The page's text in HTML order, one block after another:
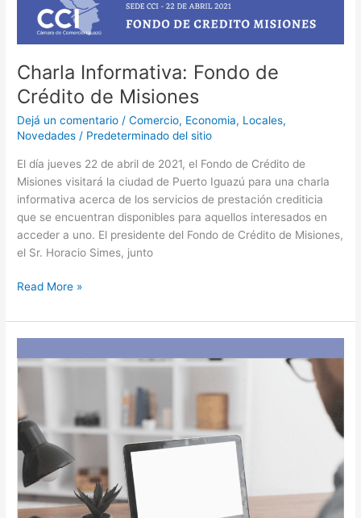
Charla Informativa: Fondo de
Crédito de Misiones
Dejá un comentario /Comercio, Economia, Locales,
Novedades / Predeterminado del sitio
El día jueves 22 de abril de 2021, el Fondo de Crédito de
Misiones visitará la ciudad de Puerto Iguazú para una charla
informativa acerca de los servicios de prestación crediticia
que se encuentran disponibles para aquellos interesados en
acceder a uno. El presidente del Fondo de Crédito de Misiones,
el Sr. Horacio Simes, junto
Read More »
Facturación
de
Circulación
Abierta